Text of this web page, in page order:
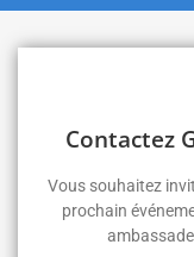
Contactez
Vous souhaitez
prochain